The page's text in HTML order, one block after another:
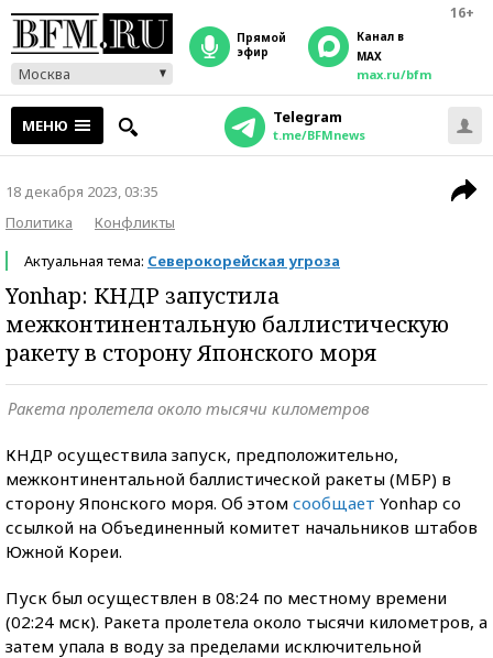
16+
Москва
прямой
эфир
Канал в
MAX
max.ru/bfm
МЕНЮ Telegram
t.me/BFMnews
18 декабря 2023, 03:35
Политика
Конфликты
Актуальная тема: Северокорейская угроза
Yonhap: КНДР запустила
межконтинентальную баллистическую
ракету в сторону Японского моря
Ракета пролетела около тысячи километров
КНДР осуществила запуск, предположительно,
межконтинентальной баллистической ракеты (МБР) в
сторону Японского моря. Об этом сообщает Yonhap со
ссылкой на Объединенный комитет начальников штабов
Южной Кореи.
Пуск был осуществлен в 08:24 по местному времени
(02:24 мск). Ракета пролетела около тысячи километров, а
затем упала в воду за пределами исключительной